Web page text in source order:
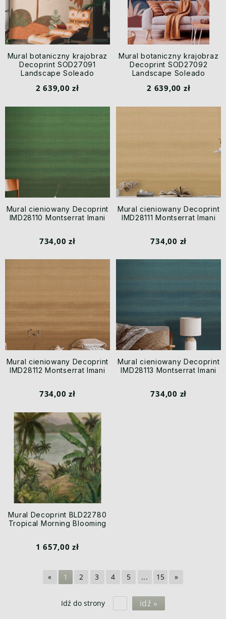
Mural botaniczny krajobraz
Decoprint SOD27091
Landscape Soleado
2 639,00 zł
Mural botaniczny krajobraz
Decoprint SOD27092
Landscape Soleado
2 639,00 zł
Mural cieniowany Decoprint
IMD28110 Montserrat Imani
734,00 zł
Mural cieniowany Decoprint
IMD28111 Montserrat Imani
734,00 zł
Mural cieniowany Decoprint
IMD28112 Montserrat Imani
734,00 zł
Mural cieniowany Decoprint
IMD28113 Montserrat Imani
734,00 zł
Mural Decoprint BLD22780
Tropical Morning Blooming
1 657,00 zł
« 1 2 3 4 5 ... 15 »
Idź do strony idź »